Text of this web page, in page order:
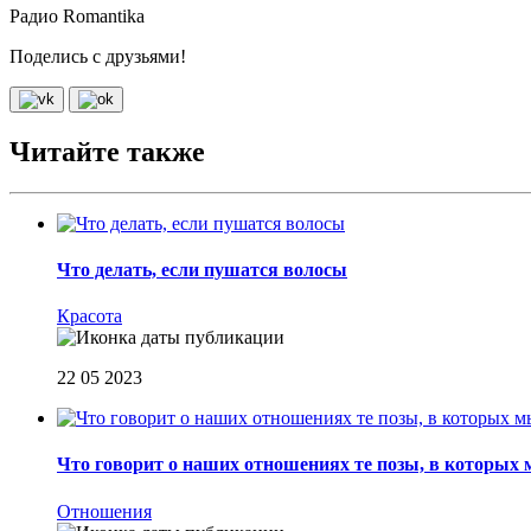
Радио Romantika
Поделись с друзьями!
Читайте также
Что делать, если пушатся волосы
Красота
22 05 2023
Что говорит о наших отношениях те позы, в которых
Отношения